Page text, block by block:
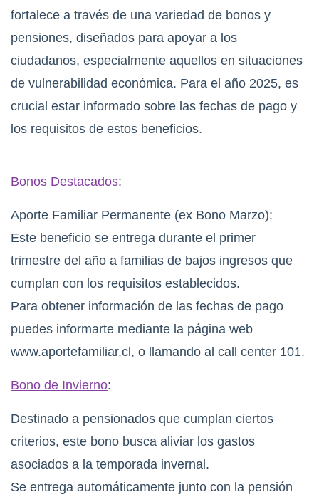
fortalece a través de una variedad de bonos y
pensiones, diseñados para apoyar a los
ciudadanos, especialmente aquellos en situaciones
de vulnerabilidad económica. Para el año 2025, es
crucial estar informado sobre las fechas de pago y
los requisitos de estos beneficios.
Bonos Destacados:
Aporte Familiar Permanente (ex Bono Marzo):
Este beneficio se entrega durante el primer
trimestre del año a familias de bajos ingresos que
cumplan con los requisitos establecidos.
Para obtener información de las fechas de pago
puedes informarte mediante la página web
www.aportefamiliar.cl, o llamando al call center 101.
Bono de Invierno:
Destinado a pensionados que cumplan ciertos
criterios, este bono busca aliviar los gastos
asociados a la temporada invernal.
Se entrega automáticamente junto con la pensión